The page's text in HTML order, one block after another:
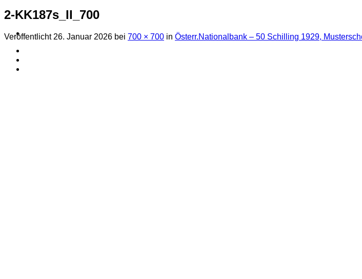
2-KK187s_II_700
Veröffentlicht 26. Januar 2026 bei 700 × 700 in Österr.Nationalbank – 50 Schilling 1929,